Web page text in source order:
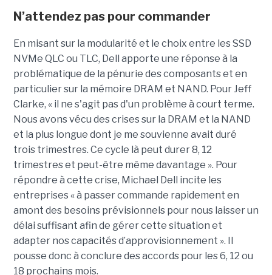
N’attendez pas pour commander
En misant sur la modularité et le choix entre les SSD
NVMe QLC ou TLC, Dell apporte une réponse à la
problématique de la pénurie des composants et en
particulier sur la mémoire DRAM et NAND. Pour Jeff
Clarke, « il ne s'agit pas d'un problème à court terme.
Nous avons vécu des crises sur la DRAM et la NAND
et la plus longue dont je me souvienne avait duré
trois trimestres. Ce cycle là peut durer 8, 12
trimestres et peut-être même davantage ». Pour
répondre à cette crise, Michael Dell incite les
entreprises « à passer commande rapidement en
amont des besoins prévisionnels pour nous laisser un
délai suffisant afin de gérer cette situation et
adapter nos capacités d’approvisionnement ». Il
pousse donc à conclure des accords pour les 6, 12 ou
18 prochains mois.